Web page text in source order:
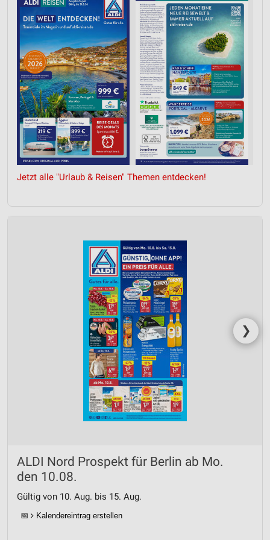
Jetzt alle "Urlaub & Reisen" Themen entdecken!
❯
ALDI Nord Prospekt für Berlin ab Mo.
den 10.08.
Gültig von 10. Aug. bis 15. Aug.
📅 Kalendereintrag erstellen
Messung der Werbeleistung
Messung der Performance von Inhalten
Analyse von Zielgruppen durch Statistiken oder
Kombinationen von Daten aus verschiedenen
Quellen
Entwicklung und Verbesserung der Angebote
Verwendung reduzierter Daten zur Auswahl von
Inhalten
IAB-Besonderheiten:
Nicht-IAB-Verarbeitungszwecke: